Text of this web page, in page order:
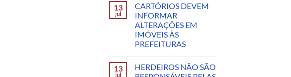
13
jul
CARTÓRIOS DEVEM
INFORMAR
ALTERAÇÕES EM
IMÓVEIS ÀS
PREFEITURAS
13
jul
HERDEIROS NÃO SÃO